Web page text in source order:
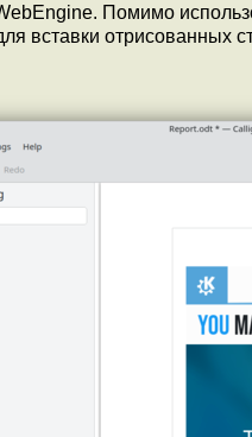
Помимо
вставки отрисованных